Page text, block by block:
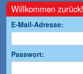
Willkommen zurück!
E-Mail-Adresse:
Passwort: